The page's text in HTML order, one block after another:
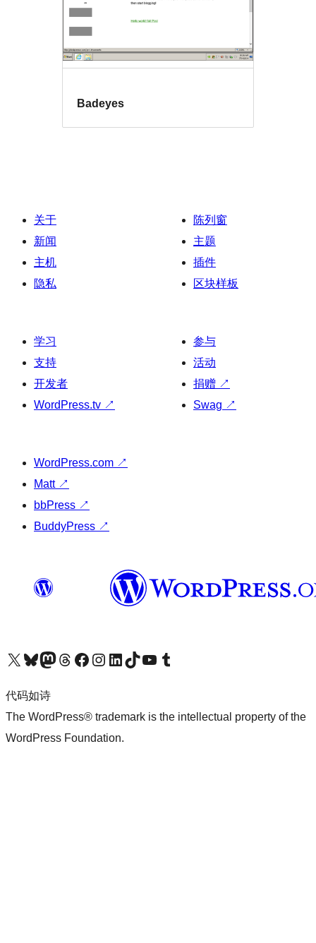
Badeyes
关于
新闻
主机
隐私
陈列窗
主题
插件
区块样板
学习
支持
开发者
WordPress.tv ↗
参与
活动
捐赠 ↗
Swag ↗
WordPress.com ↗
Matt ↗
bbPress ↗
BuddyPress ↗
关注我们的 X（原 Twitter）账号访问我们的 Bluesky 账号关注我们的 Mastodon 账号访问我们的 Threads 账号 访问我们的 Facebook 公共主页关注我们的 Instagram 账号 关注我们的 LinkedIn 主页访问我们的 TikTok 账号访问我们的 YouTube 频道 访问我们的 Tumblr 账号
代码如诗
The WordPress® trademark is the intellectual property of the
WordPress Foundation.